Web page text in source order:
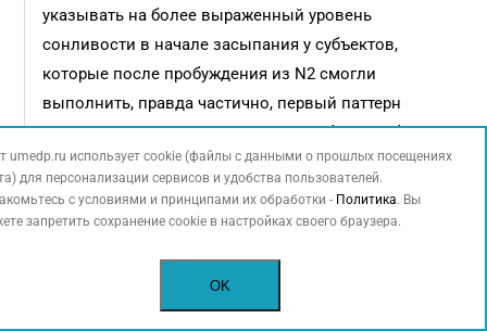
указывать на более выраженный уровень
сонливости в начале засыпания у субъектов,
которые после пробуждения из N2 смогли
выполнить, правда частично, первый паттерн
нажатий. Существенное снижение обоих альфа-
и бета-ритмов от первого ко второму отрезку после
прекращения психомоторной активности как
на коротком интервале времени, так и на более
уровня сознания и высших когнитивных функций
в этот период [21–24]. На фоне поведения всех
umedp.ru использует cookie (файлы с данными о прошлых посещениях
для персонализации сервисов и удобства пользователей.
с условиями и принципами их обработки - Политика. Вы
запретить сохранение cookie в настройках своего браузера.
OK